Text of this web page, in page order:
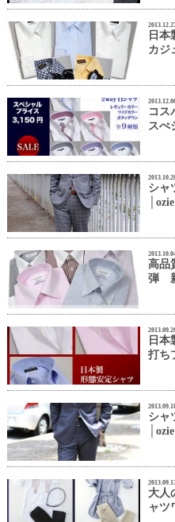
日本
カジ
コス
スぺ
シャ
高品
弾
日本
打ち
シャ
大人
ャツ